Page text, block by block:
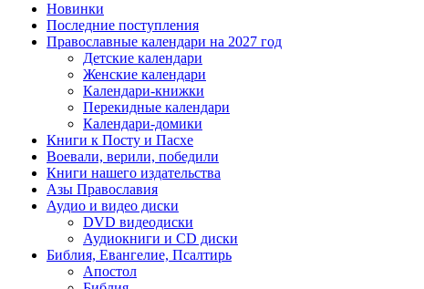
Новинки
Последние поступления
Православные календари на 2027 год
Детские календари
Женские календари
Календари-книжки
Перекидные календари
Календари-домики
Книги к Посту и Пасхе
Воевали, верили, победили
Книги нашего издательства
Азы Православия
Аудио и видео диски
DVD видеодиски
Аудиокниги и CD диски
Библия, Евангелие, Псалтирь
Апостол